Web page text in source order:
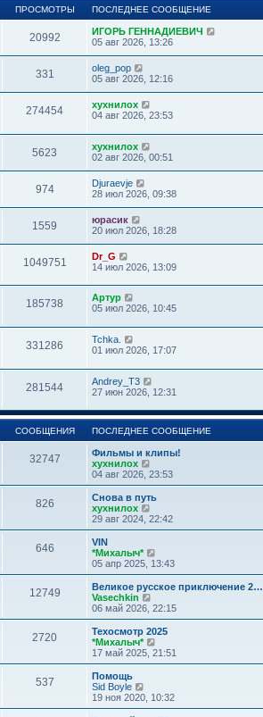
ПРОСМОТРЫ ПОСЛЕДНЕЕ СООБЩЕНИЕ
20992
ИГОРЬ ГЕННАДИЕВИЧ
05 авг 2026, 13:26
331
oleg_pop
05 авг 2026, 12:16
274454
хухнилох
04 авг 2026, 23:53
5623
хухнилох
02 авг 2026, 00:51
974
Djuraevje
28 июл 2026, 09:38
1559
юрасик
20 июл 2026, 18:28
1049751
Dr_G
14 июл 2026, 13:09
185738
Артур
05 июл 2026, 10:45
331286
Tchka.
01 июл 2026, 17:07
281544
Andrey_T3
27 июн 2026, 12:31
СООБЩЕНИЯ ПОСЛЕДНЕЕ СООБЩЕНИЕ
32747
Фильмы и клипы!
хухнилох
е
р
е
т
п
о
с
е
н
е
м
у
с
о
щ
е
04 авг 2026, 23:53
826
Снова в путь
хухнилох
е
р
й
т
п
о
с
е
д
н
е
с
о
29 авг 2024, 22:42
646
VIN
*Михалыч*
е
р
е
т
к
п
о
с
н
05 апр 2025, 13:43
12749
Великое русское приключение 2…
Vasechkin
е
р
е
й
т
о
с
06 май 2026, 22:15
2720
Техосмотр 2025
*Михалыч*
е
р
т
17 май 2025, 21:51
537
Помощь
Sid Boyle
е
р
19 ноя 2020, 10:32